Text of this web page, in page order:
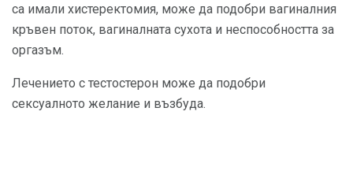
са имали хистеректомия, може да подобри вагиналния
кръвен поток, вагиналната сухота и неспособността за
оргазъм.
Лечението с тестостерон може да подобри
сексуалното желание и възбуда.